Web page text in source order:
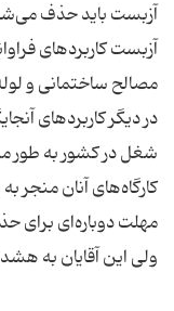
آزبست باید حذف
آزبست کاربردهای
مصالح ساختمانی و
شغل در کشور به طور
کارگاه‌های آنان منجر
مهلت دوباره‌ای برای